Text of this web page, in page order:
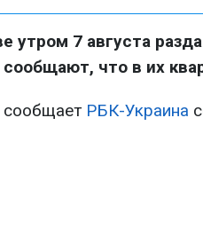
утром 7 августа
что в их
РБК-Украина